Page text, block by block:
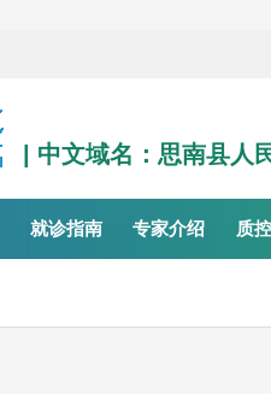
| 中文域名：思南县人
就诊指南 专家介绍 质